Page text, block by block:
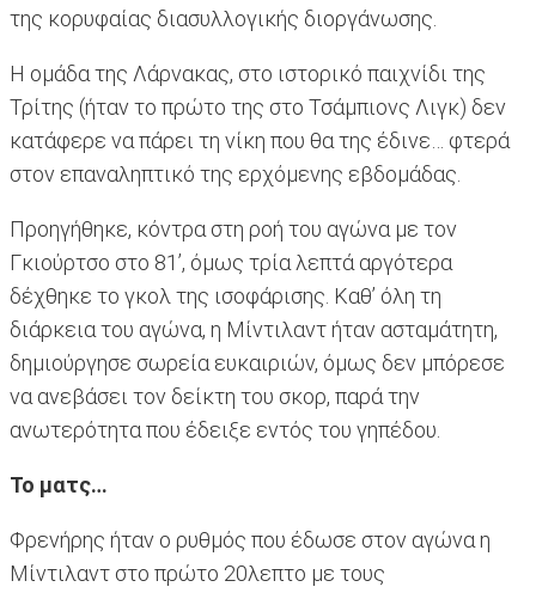
της κορυφαίας διασυλλογικής διοργάνωσης.
Η ομάδα της Λάρνακας, στο ιστορικό παιχνίδι της
Τρίτης (ήταν το πρώτο της στο Τσάμπιονς Λιγκ) δεν
κατάφερε να πάρει τη νίκη που θα της έδινε… φτερά
στον επαναληπτικό της ερχόμενης εβδομάδας.
Προηγήθηκε, κόντρα στη ροή του αγώνα με τον
Γκιούρτσο στο 81’, όμως τρία λεπτά αργότερα
δέχθηκε το γκολ της ισοφάρισης. Καθ’ όλη τη
διάρκεια του αγώνα, η Μίντιλαντ ήταν ασταμάτητη,
δημιούργησε σωρεία ευκαιριών, όμως δεν μπόρεσε
να ανεβάσει τον δείκτη του σκορ, παρά την
ανωτερότητα που έδειξε εντός του γηπέδου.
Το ματς…
Φρενήρης ήταν ο ρυθμός που έδωσε στον αγώνα η
Μίντιλαντ στο πρώτο 20λεπτο με τους